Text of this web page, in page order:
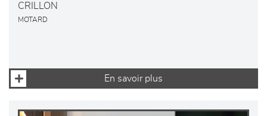
CRILLON
MOTARD
En savoir plus